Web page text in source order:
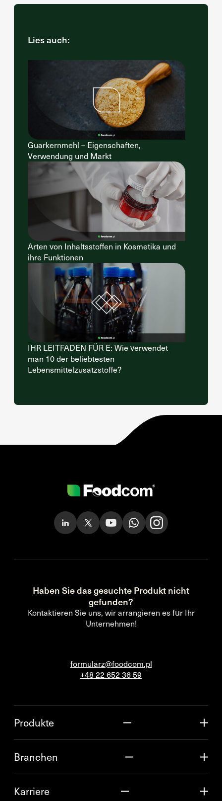
Lies auch:
Guarkernmehl – Eigenschaften,
Verwendung und Markt
Arten von Inhaltsstoffen in Kosmetika und
ihre Funktionen
IHR LEITFADEN FÜR E: Wie verwendet
man 10 der beliebtesten
Lebensmittelzusatzstoffe?
Haben Sie das gesuchte Produkt nicht
gefunden?
Kontaktieren Sie uns, wir arrangieren es für Ihr
Unternehmen!
formularz@foodcom.pl
+48 22 652 36 59
Produkte
Branchen
Karriere